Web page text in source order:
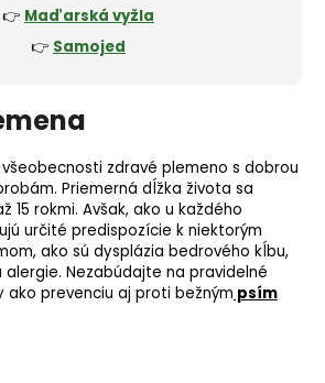
👉 Maďarská vyžla
👉 Samojed
zdravé plemeno s dobrou
Priemerná dĺžka života sa
15 rokmi. Avšak, ako u každého
určité predispozície k niektorým
ako sú dysplázia bedrového kĺbu,
Nezabúdajte na pravidelné
ako prevenciu aj proti bežným psím